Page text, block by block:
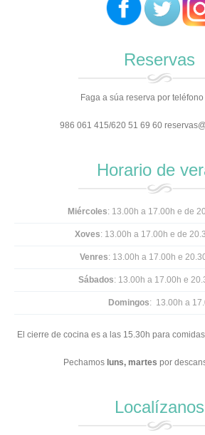
Reservas
Faga a súa reserva por
986 061 415/620 51 69 60
Horario de
Miércoles: 13.00h a 17.00h e de
Xoves: 13.00h a 17.00h e de
Venres: 13.00h a 17.00h e
Sábados: 13.00h a 17.00h e
Domingos: 13.00h a
El cierre de cocina es a las 15.30h para
Pechamos luns, martes por
Localízanos